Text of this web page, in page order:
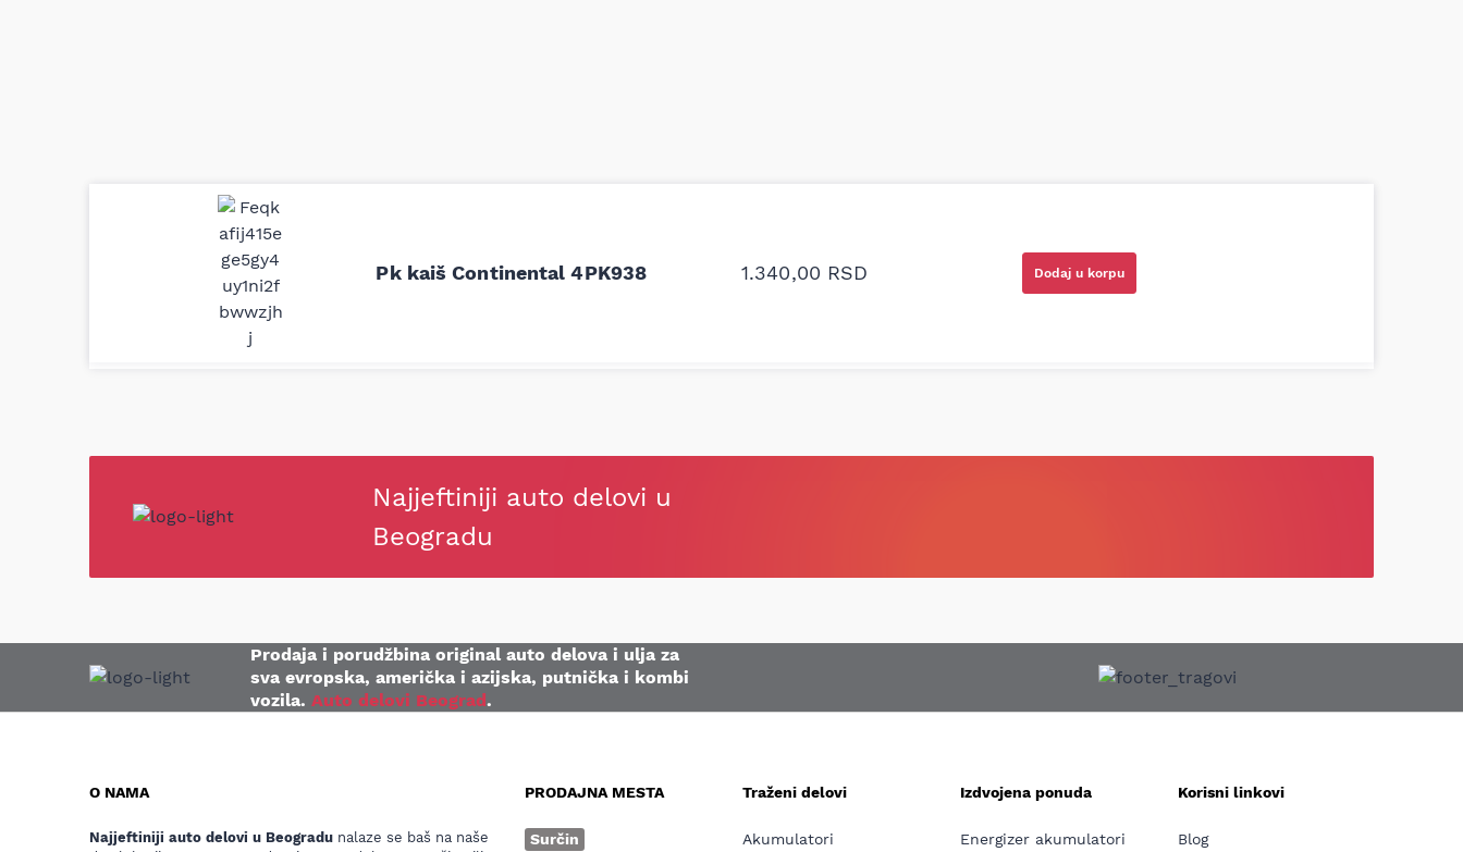
Pk kaiš Continental 4PK938 1.340,00 RSD Dodaj u korpu
Uporedila sam sve moguće online prodavnice auto delova i
definitivno najbolje cene su ovde. Kupila sam više puta auto
delove iz MD Auto. Uvek dobra preporuka za proizvođača i
odgovarajuću opremu. Sve pohvale!
Svetlana Večerinović, Beograd (Opel Astra)
ali me je Miloš podsetio, istražio i preporučio odgovarajućeg
proizvođača.
Najjeftiniji auto delovi u
Beogradu
Prodaja i porudžbina original auto delova i ulja za
sva evropska, američka i azijska, putnička i kombi
vozila. Auto delovi Beograd.
O NAMA
Najjeftiniji auto delovi u Beogradu nalaze se baš na naše
PRODAJNA MESTA
Surčin
Traženi delovi
Akumulatori
Izdvojena ponuda
Energizer akumulatori
Korisni linkovi
Blog